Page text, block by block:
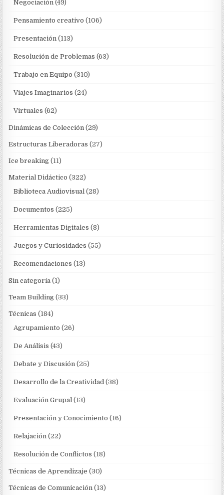
Negociación (49)
Pensamiento creativo (106)
Presentación (113)
Resolución de Problemas (63)
Trabajo en Equipo (310)
Viajes Imaginarios (24)
Virtuales (62)
Dinámicas de Colección (29)
Estructuras Liberadoras (27)
Ice breaking (11)
Material Didáctico (322)
Biblioteca Audiovisual (28)
Documentos (225)
Herramientas Digitales (8)
Juegos y Curiosidades (55)
Recomendaciones (13)
Sin categoría (1)
Team Building (33)
Técnicas (184)
Agrupamiento (26)
De Análisis (43)
Debate y Discusión (25)
Desarrollo de la Creatividad (38)
Evaluación Grupal (13)
Presentación y Conocimiento (16)
Relajación (22)
Resolución de Conflictos (18)
Técnicas de Aprendizaje (30)
Técnicas de Comunicación (13)